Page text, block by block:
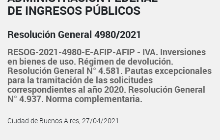
DE INGRESOS PÚBLICOS
Resolución General 4980/2021
RESOG-2021-4980-E-AFIP-AFIP - IVA. Inversiones
en bienes de uso. Régimen de devolución.
Resolución General N° 4.581. Pautas excepcionales
para la tramitación de las solicitudes
correspondientes al año 2020. Resolución General
N° 4.937. Norma complementaria.
Ciudad de Buenos Aires, 27/04/2021